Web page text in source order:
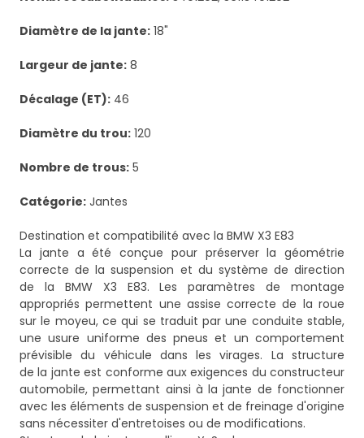
Diamètre de la jante: 18"
Largeur de jante: 8
Décalage (ET): 46
Diamètre du trou: 120
Nombre de trous: 5
Catégorie: Jantes
Destination et compatibilité avec la BMW X3 E83
La jante a été conçue pour préserver la géométrie
correcte de la suspension et du système de direction
de la BMW X3 E83. Les paramètres de montage
appropriés permettent une assise correcte de la roue
sur le moyeu, ce qui se traduit par une conduite stable,
une usure uniforme des pneus et un comportement
prévisible du véhicule dans les virages. La structure
de la jante est conforme aux exigences du constructeur
automobile, permettant ainsi à la jante de fonctionner
avec les éléments de suspension et de freinage d'origine
sans nécessiter d'entretoises ou de modifications.